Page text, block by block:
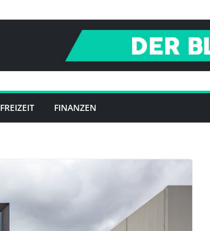
FREIZEIT FINANZEN